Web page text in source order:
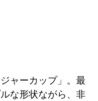
ャーカップ」。最
な形状ながら、非